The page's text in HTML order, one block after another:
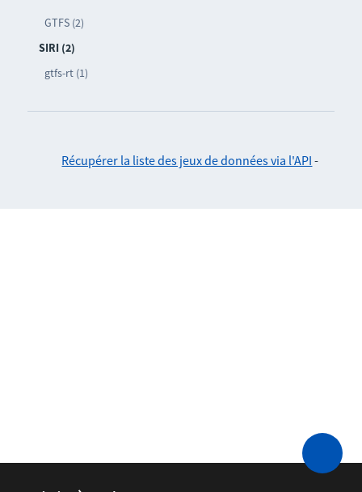
GTFS (2)
SIRI (2)
gtfs-rt (1)
Récupérer la liste des jeux de données via l'API -